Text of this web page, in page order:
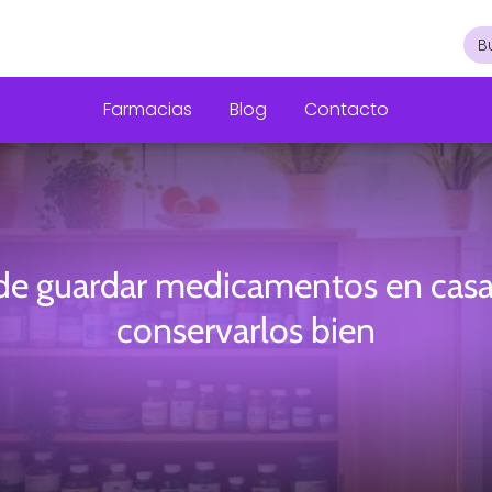
Farmacias Blog Contacto
guardar medicamentos en
conservarlos bien